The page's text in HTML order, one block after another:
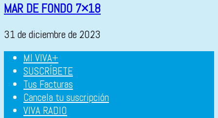
MAR DE FONDO 7×18
31 de diciembre de 2023
MI VIVA+
SUSCRÍBETE
Tus Facturas
Cancela tu suscripción
VIVA RADIO